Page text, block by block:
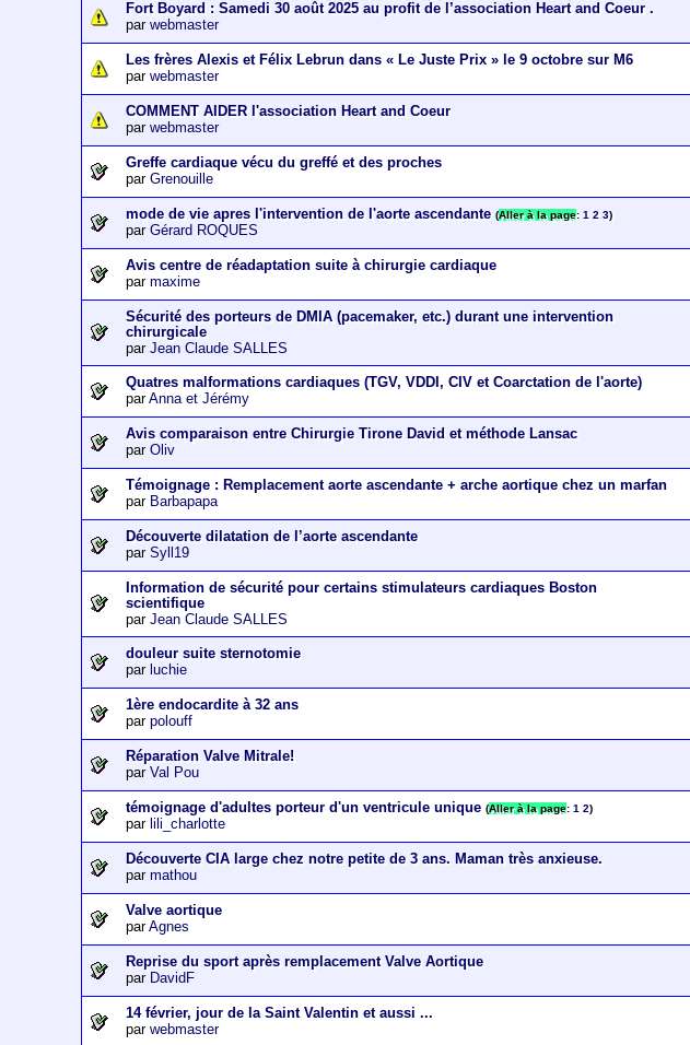
Fort Boyard : Samedi 30 août 2025 au profit de l’association Heart and Coeur .
parwebmaster
Les frères Alexis et Félix Lebrun dans « Le Juste Prix » le 9 octobre sur M6
parwebmaster
COMMENT AIDER l'association Heart and Coeur
parwebmaster
Greffe cardiaque vécu du greffé et des proches
parGrenouille
mode de vie apres l'intervention de l'aorte ascendante (Aller à la page:1 2 3)
parGérard ROQUES
Avis centre de réadaptation suite à chirurgie cardiaque
parmaxime
Sécurité des porteurs de DMIA (pacemaker, etc.) durant une intervention
chirurgicale
parJean Claude SALLES
Quatres malformations cardiaques (TGV, VDDI, CIV et Coarctation de l'aorte)
parAnna et Jérémy
Avis comparaison entre Chirurgie Tirone David et méthode Lansac
parOliv
Témoignage : Remplacement aorte ascendante + arche aortique chez un marfan
par Barbapapa
Découverte dilatation de l’aorte ascendante
parSyll19
Information de sécurité pour certains stimulateurs cardiaques Boston
scientifique
parJean Claude SALLES
douleur suite sternotomie
par luchie
1ère endocardite à 32 ans
parpolouff
Réparation Valve Mitrale!
parVal Pou
témoignage d'adultes porteur d'un ventricule unique (Aller à la page:1 2)
par lili_charlotte
Découverte CIA large chez notre petite de 3 ans. Maman très anxieuse.
parmathou
Valve aortique
parAgnes
Reprise du sport après remplacement Valve Aortique
par DavidF
14 février, jour de la Saint Valentin et aussi ...
parwebmaster